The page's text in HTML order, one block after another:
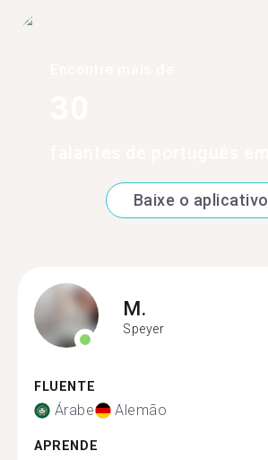
Baixe o aplicativo
M.
Speyer
FLUENTE
Árabe Alemão
APRENDE